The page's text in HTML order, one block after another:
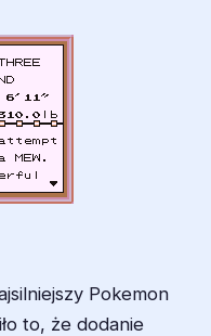
Pokemon
to, że dodanie